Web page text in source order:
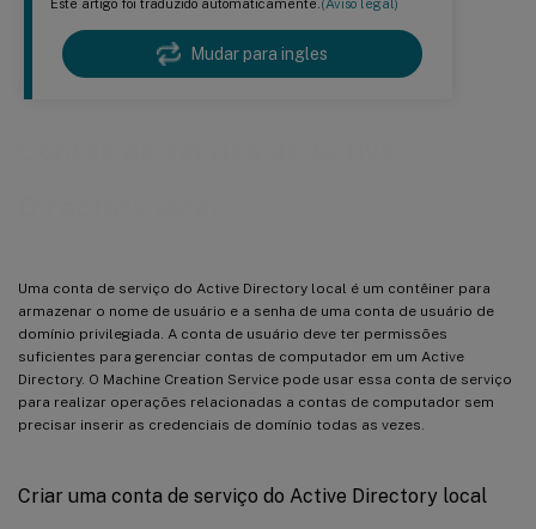
Este artigo foi traduzido automaticamente.(Aviso legal)
Mudar para ingles
Uma conta de serviço do Active Directory local é um contêiner para
armazenar o nome de usuário e a senha de uma conta de usuário de
domínio privilegiada. A conta de usuário deve ter permissões
suficientes para gerenciar contas de computador em um Active
Directory. O Machine Creation Service pode usar essa conta de serviço
para realizar operações relacionadas a contas de computador sem
precisar inserir as credenciais de domínio todas as vezes.
Criar uma conta de serviço do Active Directory local